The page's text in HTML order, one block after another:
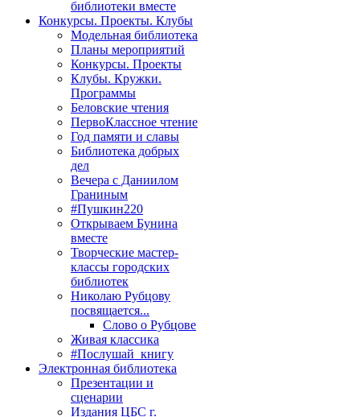
библиотеки вместе
Конкурсы. Проекты. Клубы
Модельная библиотека
Планы мероприятий
Конкурсы. Проекты
Клубы. Кружки.
Программы
Беловские чтения
ПервоКлассное чтение
Год памяти и славы
Библиотека добрых
дел
Вечера с Даниилом
Граниным
#Пушкин220
Открываем Бунина
вместе
Творческие мастер-
классы городских
библиотек
Николаю Рубцову
посвящается...
Слово о Рубцове
Живая классика
#Послушай_книгу
Электронная библиотека
Презентации и
сценарии
Издания ЦБС г.